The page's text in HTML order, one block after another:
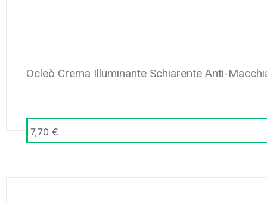
Ocleò Crema Illuminante Schiarente Anti-
7,70 €